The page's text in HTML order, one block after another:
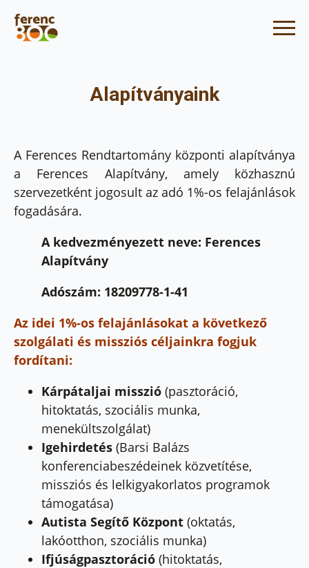
Alapítványaink
A Ferences Rendtartomány központi alapítványa
a Ferences Alapítvány, amely közhasznú
szervezetként jogosult az adó 1%-os felajánlások
fogadására.
A kedvezményezett neve: Ferences
Alapítvány
Adószám: 18209778-1-41
Az idei 1%-os felajánlásokat a következő
szolgálati és missziós céljainkra fogjuk
fordítani:
Kárpátaljai misszió (pasztoráció,
hitoktatás, szociális munka,
menekültszolgálat)
Igehirdetés (Barsi Balázs
konferenciabeszédeinek közvetítése,
missziós és lelkigyakorlatos programok
támogatása)
Autista Segítő Központ (oktatás,
lakóotthon, szociális munka)
Ifjúságpasztoráció (hitoktatás,